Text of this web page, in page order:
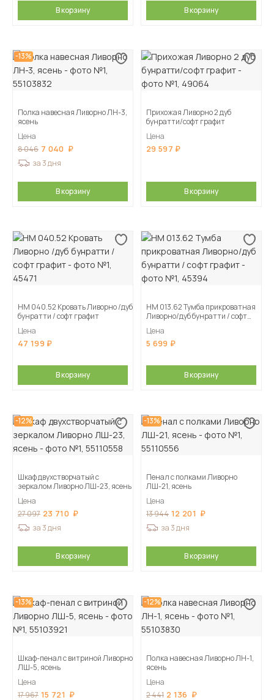
В корзину В корзину
-13%
Полка навесная Ливорно ЛН-3,
ясень
Цена
8 046 7 040
за 3 дня
В корзину
Прихожая Ливорно 2 дуб
бунратти/софт графит
Цена
29 597
В корзину
НМ 040.52 Кровать Ливорно /дуб
бунратти / софт графит
Цена
47 199
В корзину
НМ 013.62 Тумба прикроватная
Ливорно/дуб бунратти / софт
Цена
5 699
В корзину
-12%
Шкаф двухстворчатый с
зеркалом Ливорно ЛШ-23, ясень
Цена
27 097 23 710
за 3 дня
В корзину
-13%
Пенал с полками Ливорно
ЛШ-21, ясень
Цена
13 944 12 201
за 3 дня
В корзину
-13%
Шкаф-пенал с витриной Ливорно
ЛШ-5, ясень
Цена
17 967 15 721
-12%
Полка навесная Ливорно ЛН-1,
ясень
Цена
2 441 2 136